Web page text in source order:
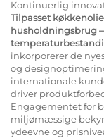
Kontinuerlig
Tilpasset
husholdningsbrug
inkorporerer de
og
internationale
driver
Engagementet for
miljømæssige
ydeevne og